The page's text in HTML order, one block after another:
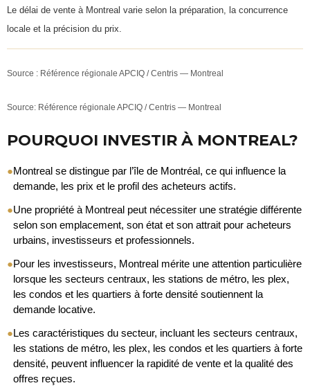
Le délai de vente à Montreal varie selon la préparation, la concurrence
locale et la précision du prix.
Source : Référence régionale APCIQ / Centris — Montreal
Source: Référence régionale APCIQ / Centris — Montreal
POURQUOI INVESTIR À MONTREAL?
●Montreal se distingue par l’île de Montréal, ce qui influence la
demande, les prix et le profil des acheteurs actifs.
●Une propriété à Montreal peut nécessiter une stratégie différente
selon son emplacement, son état et son attrait pour acheteurs
urbains, investisseurs et professionnels.
●Pour les investisseurs, Montreal mérite une attention particulière
lorsque les secteurs centraux, les stations de métro, les plex,
les condos et les quartiers à forte densité soutiennent la
demande locative.
●Les caractéristiques du secteur, incluant les secteurs centraux,
les stations de métro, les plex, les condos et les quartiers à forte
densité, peuvent influencer la rapidité de vente et la qualité des
offres reçues.